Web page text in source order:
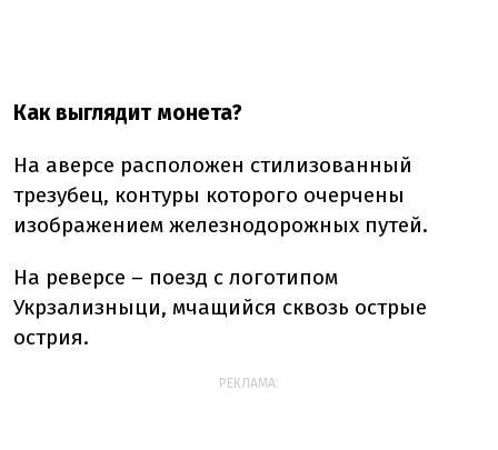
Как выглядит монета?
На аверсе расположен стилизованный
трезубец, контуры которого очерчены
изображением железнодорожных путей.
На реверсе – поезд с логотипом
Укрзализныци, мчащийся сквозь острые
острия.
РЕКЛАМА: